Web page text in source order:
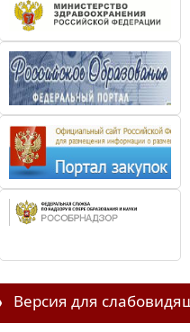
Версия для